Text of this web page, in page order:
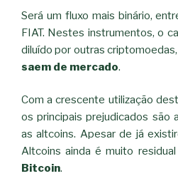
Será um fluxo mais binário,
FIAT. Nestes instrumentos, o
diluído por outras
saem de mercado.
Com a crescente utilização
os principais prejudicados são
as altcoins. Apesar de já
Altcoins ainda é muito
Bitcoin.